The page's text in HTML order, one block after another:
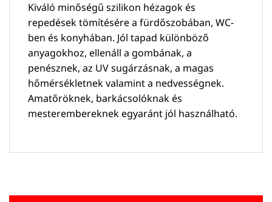
Kiváló minőségű szilikon hézagok és
repedések tömítésére a fürdőszobában, WC-
ben és konyhában. Jól tapad különböző
anyagokhoz, ellenáll a gombának, a
penésznek, az UV sugárzásnak, a magas
hőmérsékletnek valamint a nedvességnek.
Amatőröknek, barkácsolóknak és
mesterembereknek egyaránt jól használható.